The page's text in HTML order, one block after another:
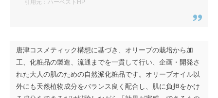
引用元：ハーベストHP
唐津コスメティック構想に基づき、オリーブの栽培から加
工、化粧品の製造、流通までを一貫して行い、企画・開発さ
れた大人の肌のための自然派化粧品です。オリーブオイル以
外にも天然植物成分をバランス良く配合し、肌に負担をかけ